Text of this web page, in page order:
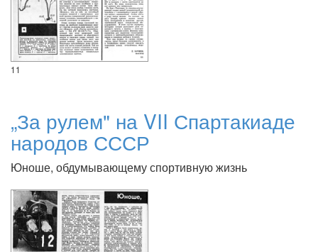
11
„За рулем" на VII Спартакиаде
народов СССР
Юноше, обдумывающему спортивную жизнь